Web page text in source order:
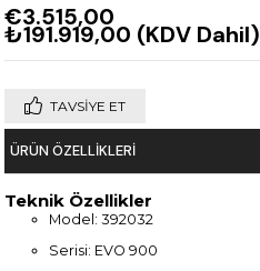
€3.515,00
₺191.919,00 (KDV Dahil)
TAVSIYE ET
ÜRÜN ÖZELLIKLERI
Teknik Özellikler
Model: 392032
Serisi: EVO 900